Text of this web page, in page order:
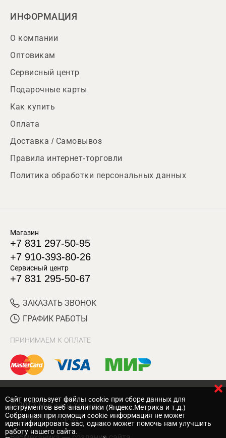
ИНФОРМАЦИЯ
О компании
Оптовикам
Сервисный центр
Подарочные карты
Как купить
Оплата
Доставка / Самовывоз
Правила интернет-торговли
Политика обработки персональных данных
Магазин
+7 831 297-50-95
+7 910-393-80-26
Сервисный центр
+7 831 295-50-67
ЗАКАЗАТЬ ЗВОНОК
ГРАФИК РАБОТЫ
ПРИНИМАЕМ К ОПЛАТЕ
© 2017 Магазин Хозяин
Нижний Новгород
Cайт использует файлы cookie при сборе данных для
инструментов веб-аналитики (Яндекс.Метрика и т.д.)
Собранная при помощи cookie информация не может
идентифицировать вас, однако может помочь нам улучшить
работу нашего сайта.